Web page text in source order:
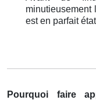
minutieusement
est en parfait
Pourquoi faire